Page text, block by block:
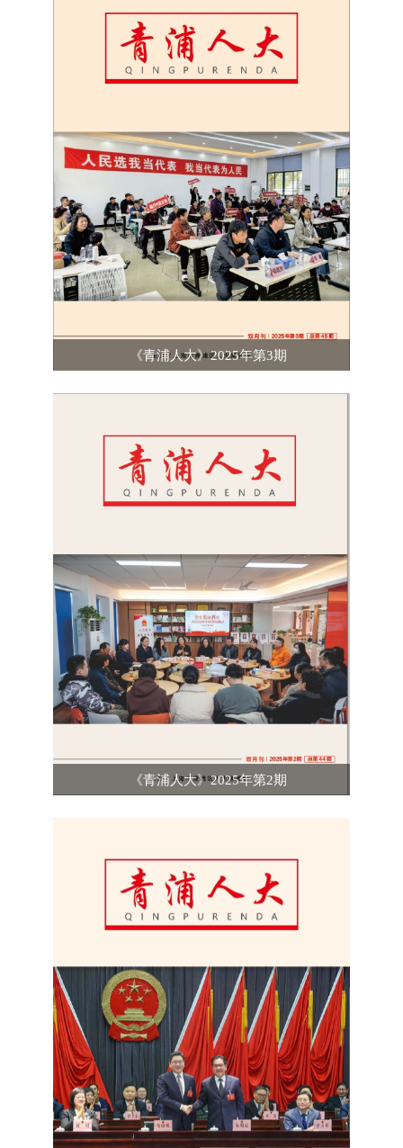
《青浦人大》2025年第3期
《青浦人大》2025年第2期